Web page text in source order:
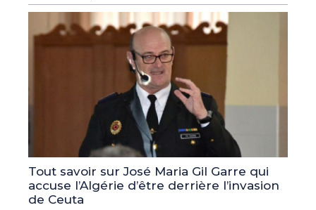
Tout savoir sur José Maria Gil Garre qui
accuse l’Algérie d’être derrière l’invasion
de Ceuta